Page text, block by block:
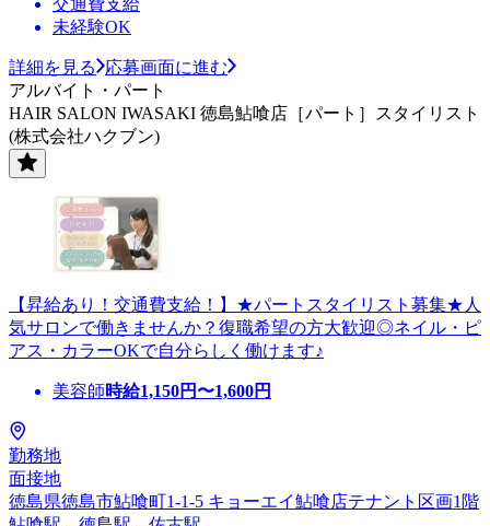
未経験OK
詳細を見る
応募画面に進む
アルバイト・パート
HAIR SALON IWASAKI 徳島鮎喰店［パート］スタイリスト
(株式会社ハクブン)
【昇給あり！交通費支給！】★パートスタイリスト募集★人
気サロンで働きませんか？復職希望の方大歓迎◎ネイル・ピ
アス・カラーOKで自分らしく働けます♪
美容師時給1,150円〜1,600円
勤務地
面接地
徳島県徳島市鮎喰町1-1-5 キョーエイ鮎喰店テナント区画1階